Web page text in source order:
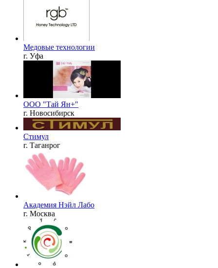
Медовые технологии
г. Уфа
ООО "Тай Ян+"
г. Новосибирск
Стимул
г. Таганрог
Академия Нэйл Лабо
г. Москва